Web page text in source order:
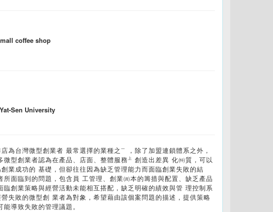
coffee shop
Sen University
為台灣微型創業者 最常選擇的業種之㆒，除了加盟連鎖體系之外，
型創業者認為在產品、店面、整體服務㆖創造出差異 化㈵質，可以
業成功的 基礎，但卻往往因為缺乏管理能力而面臨創業失敗的結
面臨到的問題，包含員 工管理、創業㈾本的籌措與配置、缺乏產品
創業策略與經營活動未能相互搭配，缺乏明確的績效與管 理控制系
失敗的微型創 業者為對象，希望藉由該個案問題的描述，提供策略
導致失敗的管理議題。